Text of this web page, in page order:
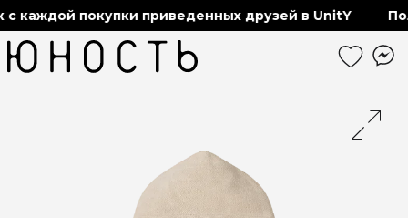
покупки приведенных друзей в UnitY